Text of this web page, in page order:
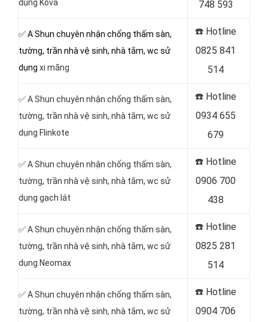
dụng Kova
748 593
✅ A Shun chuyên nhận chống thấm sàn,
tường, trần nhà vệ sinh, nhà tắm, wc sử
dụng xi măng
☎️ Hotline
0825 841
514
✅ A Shun chuyên nhận chống thấm sàn,
tường, trần nhà vệ sinh, nhà tắm, wc sử
dụng Flinkote
☎️ Hotline
0934 655
679
✅ A Shun chuyên nhận chống thấm sàn,
tường, trần nhà vệ sinh, nhà tắm, wc sử
dụng gạch lát
☎️ Hotline
0906 700
438
✅ A Shun chuyên nhận chống thấm sàn,
tường, trần nhà vệ sinh, nhà tắm, wc sử
dụng Neomax
☎️ Hotline
0825 281
514
✅ A Shun chuyên nhận chống thấm sàn,
tường, trần nhà vệ sinh, nhà tắm, wc sử
☎️ Hotline
0904 706